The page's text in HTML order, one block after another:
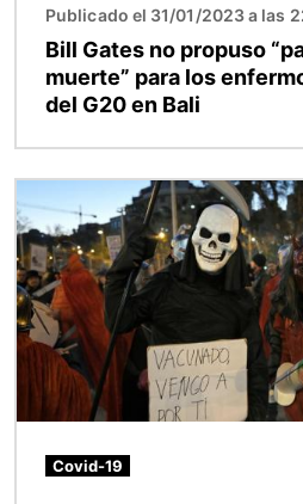
Publicado el 31/01/2023 a las
Bill Gates no propuso
muerte” para los
del G20 en Bali
Covid-19